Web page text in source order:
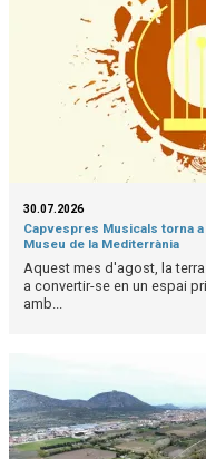
30.07.2026
Capvespres Musicals torna
Museu de la Mediterrània
Aquest mes d'agost, la
a convertir-se en un espai
amb...